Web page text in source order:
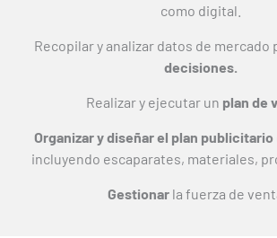
como digital.
Recopilar y analizar datos de mercado
decisiones.
Realizar y ejecutar un plan de
Organizar y diseñar el plan publicitario
incluyendo escaparates, materiales,
Gestionar la fuerza de